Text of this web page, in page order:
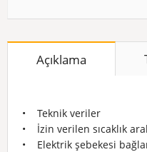
Açıklama
• Teknik veriler
• İzin verilen sıcaklık
• Elektrik şebekesi